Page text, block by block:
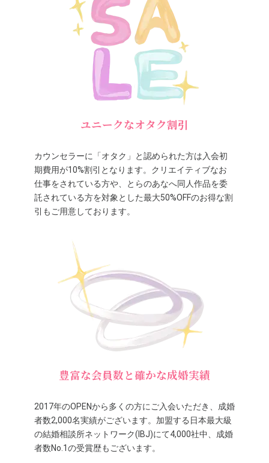
ユニークなオタク割引
カウンセラーに「オタク」と認められた方は入会初
期費用が10%割引となります。クリエイティブなお
仕事をされている方や、とらのあなへ同人作品を委
託されている方を対象とした最大50%OFFのお得な割
引もご用意しております。
豊富な会員数と確かな成婚実績
2017年のOPENから多くの方にご入会いただき、成婚
者数2,000名実績がございます。加盟する日本最大級
の結婚相談所ネットワーク(IBJ)にて4,000社中、成婚
者数No.1の受賞歴もございます。